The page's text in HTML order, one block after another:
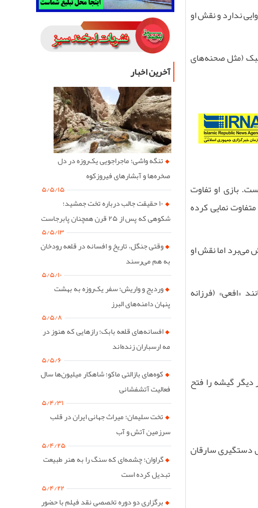
ندارد و نقش او
سبک (مثل صحنه‌های
بازی او تفاوت
نمایی کرده
می‌برد اما نقش او
«افعی» (فرزانه
دیگر گیشه را فتح
دستگیری سارقان
آخرین اخبار
تنگه واشی؛ ماجراجویی یک‌روزه در دل
صخره‌ها و آبشارهای فیروزکوه
۵/۵/۱۵
۱۰ حقیقت جالب درباره تخت جمشید؛
شکوهی که پس از ۲۵ قرن همچنان پابرجاست
۵/۵/۱۳
وقتی جنگل، تاریخ و افسانه در قلعه رودخان
به هم می‌رسند
۵/۵/۱۰
وردیج و واریش؛ سفر یک‌روزه به بهشت
پنهان دامنه‌های البرز
۵/۵/۸
افسانه‌های قلعه بابک؛ رازهایی که هنوز در
مه ارسباران زنده‌اند
۵/۵/۶
کوه‌های بازالتی ماکو؛ شاهکار میلیون‌ها سال
فعالیت آتشفشانی
۵/۴/۳۱
تخت سلیمان؛ میراث جهانی ایران در قلب
سرزمین آتش و آب
۵/۴/۲۵
گراوان؛ چشمه‌ای که سنگ را به هنر طبیعت
تبدیل کرده است
۵/۴/۲۲
برگزاری دو دوره تخصصی نقد فیلم با حضور